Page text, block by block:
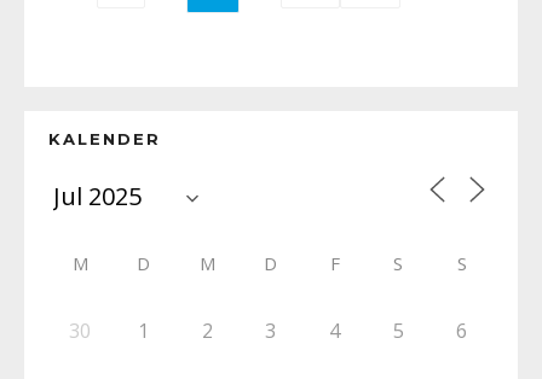
KALENDER
M D M D F S S
30 1 2 3 4 5 6